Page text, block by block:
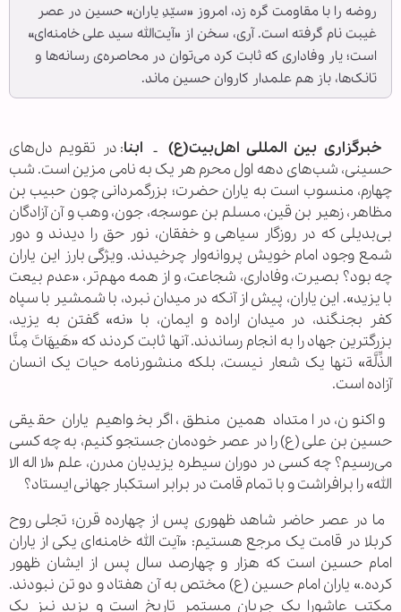
روضه را با مقاومت گره زد، امروز «سیّدِ یاران» حسین در عصر
غیبت نام گرفته است. آری، سخن از «آیت‌الله سید علی خامنه‌ای»
است؛ یار وفاداری که ثابت کرد می‌توان در محاصره‌ی رسانه‌ها و
تانک‌ها، باز هم علمدار کاروان حسین ماند.
خبرگزاری بین المللی اهل‌بیت(ع) ـ ابنا: در تقویم دل‌های
حسینی، شب‌های دهه اول محرم هر یک به نامی مزین است. شب
چهارم، منسوب است به یاران حضرت؛ بزرگمردانی چون حبیب بن
مظاهر، زهیر بن قین، مسلم بن عوسجه، جون، وهب و آن آزادگان
بی‌بدیلی که در روزگار سیاهی و خفقان، نور حق را دیدند و دور
شمع وجود امام خویش پروانه‌وار چرخیدند. ویژگی بارز این یاران
چه بود؟ بصیرت، وفاداری، شجاعت، و از همه مهم‌تر، «عدم بیعت
با یزید». این یاران، پیش از آنکه در میدان نبرد، با شمشیر با سپاه
کفر بجنگند، در میدان اراده و ایمان، با «نه» گفتن به یزید،
بزرگترین جهاد را به انجام رساندند. آنها ثابت کردند که «هَیهَاتَ مِنَّا
الذِّلَّة» تنها یک شعار نیست، بلکه منشورنامه حیات یک انسان
آزاده است.
و اکنون، در امتداد همین منطق، اگر بخواهیم یاران حقیقی
حسین بن علی (ع) را در عصر خودمان جستجو کنیم، به چه کسی
می‌رسیم؟ چه کسی در دوران سیطره یزیدیان مدرن، علم «لا اله الا
الله» را برافراشت و با تمام قامت در برابر استکبار جهانی ایستاد؟
ما در عصر حاضر شاهد ظهوری پس از چهارده قرن؛ تجلی روح
کربلا در قامت یک مرجع هستیم: «آیت الله خامنه‌ای یکی از یاران
امام حسین است که هزار و چهارصد سال پس از ایشان ظهور
کرده.» یاران امام حسین (ع) مختص به آن هفتاد و دو تن نبودند.
مکتب عاشورا یک جریان مستمر تاریخ است و یزید نیز یک